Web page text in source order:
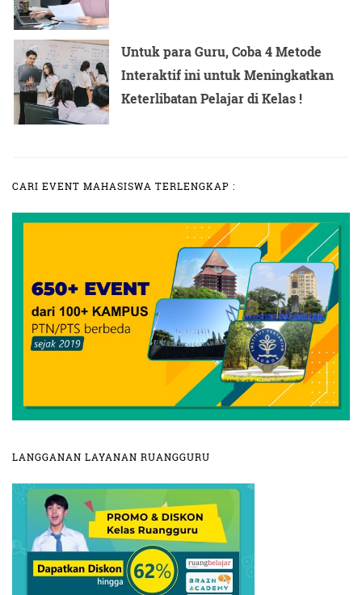
Untuk para Guru, Coba 4 Metode
Interaktif ini untuk Meningkatkan
Keterlibatan Pelajar di Kelas !
CARI EVENT MAHASISWA TERLENGKAP :
LANGGANAN LAYANAN RUANGGURU